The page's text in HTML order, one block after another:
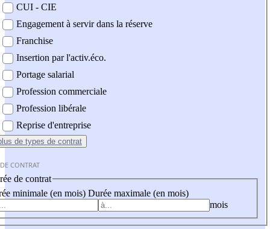
CUI - CIE
Engagement à servir dans la réserve
Franchise
Insertion par l'activ.éco.
Portage salarial
Profession commerciale
Profession libérale
Reprise d'entreprise
de types de contrat
CONTRAT
de contrat
minimale (en mois) Durée maximale (en mois)
mois